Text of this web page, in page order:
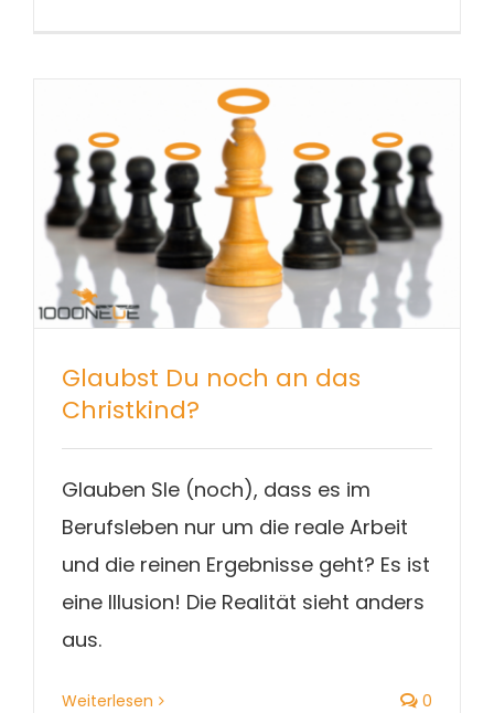
Glaubst Du noch an das
Christkind?
Glauben SIe (noch), dass es im
Berufsleben nur um die reale Arbeit
und die reinen Ergebnisse geht? Es ist
eine Illusion! Die Realität sieht anders
aus.
Weiterlesen 0